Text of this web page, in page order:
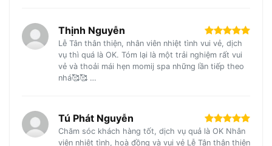
Thịnh Nguyễn
Lễ Tân thân thiện, nhân viên nhiệt tình vui vẻ, dịch
vụ thì quá là OK. Tóm lại là một trải nghiệm rất vui
vẻ và thoải mái hẹn momij spa những lần tiếp theo
nhá🥰🥰 …
Tú Phát Nguyễn
Chăm sóc khách hàng tốt, dịch vụ quả là OK Nhân
viên nhiệt tình, hoà đồng và vui vẻ Lễ Tân thân thiện